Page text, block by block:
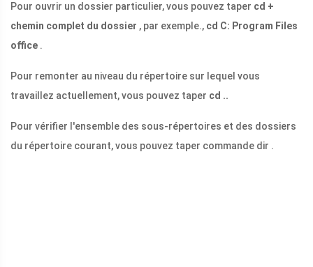
Pour ouvrir un dossier particulier, vous pouvez taper cd +
chemin complet du dossier , par exemple., cd C: Program Files
office .
Pour remonter au niveau du répertoire sur lequel vous
travaillez actuellement, vous pouvez taper cd ..
Pour vérifier l'ensemble des sous-répertoires et des dossiers
du répertoire courant, vous pouvez taper commande dir .